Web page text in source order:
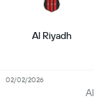
Al Riyadh
02/02/2026